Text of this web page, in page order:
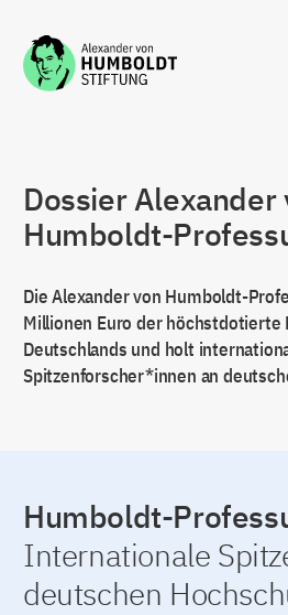
Zum Inhalt springen
Dossier Alexander
Humboldt-
Die Alexander von Humboldt-
Millionen Euro der höchstdotierte
Deutschlands und holt
Spitzenforscher*innen an
Humboldt-
Internationale
deutschen